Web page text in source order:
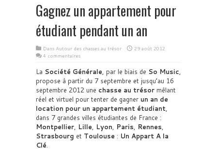
Gagnez un appartement pour
étudiant pendant un an
Dans Autour des chasses au trésor
29 août 2012
4 commentaires
La Société Générale, par le biais de So Music,
propose à partir du 7 septembre et jusqu’au 16
septembre 2012 une chasse au trésor mêlant
réel et virtuel pour tenter de gagner un an de
location pour un appartement étudiant,
dans 7 grandes villes étudiantes de France :
Montpellier, Lille, Lyon, Paris, Rennes,
Strasbourg et Toulouse : Un Appart A la
Clé.